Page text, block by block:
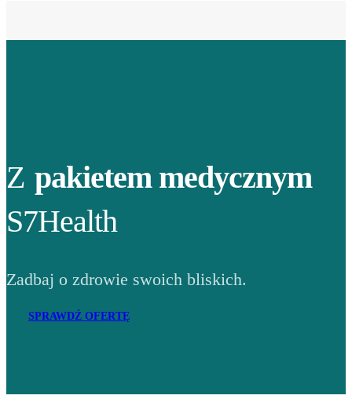
Z pakietem medycznym
S7Health
Zadbaj o zdrowie swoich bliskich.
SPRAWDŹ OFERTĘ